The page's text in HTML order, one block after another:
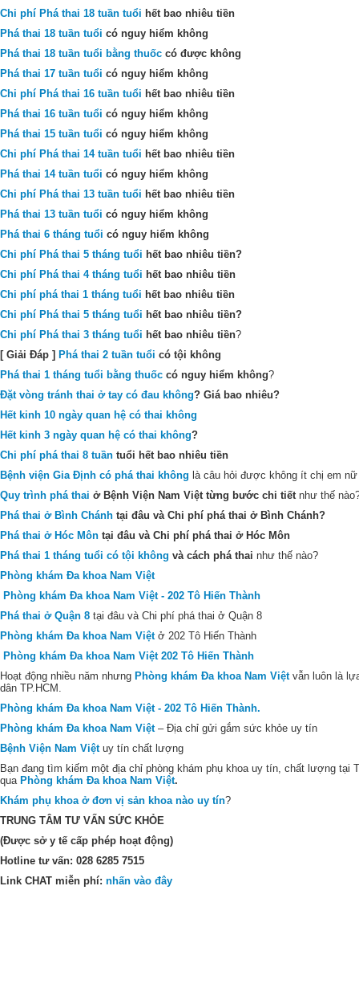
Chi phí Phá thai 18 tuần tuổi hết bao nhiêu tiền
Phá thai 18 tuần tuổi có nguy hiểm không
Phá thai 18 tuần tuổi bằng thuốc có được không
Phá thai 17 tuần tuổi có nguy hiểm không
Chi phí Phá thai 16 tuần tuổi hết bao nhiêu tiền
Phá thai 16 tuần tuổi có nguy hiểm không
Phá thai 15 tuần tuổi có nguy hiểm không
Chi phí Phá thai 14 tuần tuổi hết bao nhiêu tiền
Phá thai 14 tuần tuổi có nguy hiểm không
Chi phí Phá thai 13 tuần tuổi hết bao nhiêu tiền
Phá thai 13 tuần tuổi có nguy hiểm không
Phá thai 6 tháng tuổi có nguy hiểm không
Chi phí Phá thai 5 tháng tuổi hết bao nhiêu tiền?
Chi phí Phá thai 4 tháng tuổi hết bao nhiêu tiền
Chi phí phá thai 1 tháng tuổi hết bao nhiêu tiền
Chi phí Phá thai 5 tháng tuổi hết bao nhiêu tiền?
Chi phí Phá thai 3 tháng tuổi hết bao nhiêu tiền?
[ Giải Đáp ] Phá thai 2 tuần tuổi có tội không
Phá thai 1 tháng tuổi bằng thuốc có nguy hiểm không?
Đặt vòng tránh thai ở tay có đau không? Giá bao nhiêu?
Hết kinh 10 ngày quan hệ có thai không
Hết kinh 3 ngày quan hệ có thai không?
Chi phí phá thai 8 tuần tuổi hết bao nhiêu tiền
Bệnh viện Gia Định có phá thai không là câu hỏi được không ít chị em
Quy trình phá thai ở Bệnh Viện Nam Việt từng bước chi tiết như thế
Phá thai ở Bình Chánh tại đâu và Chi phí phá thai ở Bình Chánh?
Phá thai ở Hóc Môn tại đâu và Chi phí phá thai ở Hóc Môn
Phá thai 1 tháng tuổi có tội không và cách phá thai như thế nào?
Phòng khám Đa khoa Nam Việt
Phòng khám Đa khoa Nam Việt - 202 Tô Hiến Thành
Phá thai ở Quận 8 tại đâu và Chi phí phá thai ở Quận 8
Phòng khám Đa khoa Nam Việtở 202 Tô Hiến Thành
Phòng khám Đa khoa Nam Việt 202 Tô Hiến Thành
Hoạt động nhiều năm nhưng Phòng khám Đa khoa Nam Việtvẫn luôn là
dân TP.HCM.
Phòng khám Đa khoa Nam Việt - 202 Tô Hiến Thành.
Phòng khám Đa khoa Nam Việt– Địa chỉ gửi gắm sức khỏe uy tín
Bệnh Viện Nam Việtuy tín chất lượng
Bạn đang tìm kiếm một địa chỉ phòng khám phụ khoa uy tín, chất lượng tại
qua Phòng khám Đa khoa Nam Việt.
Khám phụ khoa ở đơn vị sản khoa nào uy tín?
TRUNG TÂM TƯ VẤN SỨC KHỎE
(Được sở y tế cấp phép hoạt động)
Hotline tư vấn: 028 6285 7515
Link CHAT miễn phí: nhấn vào đây